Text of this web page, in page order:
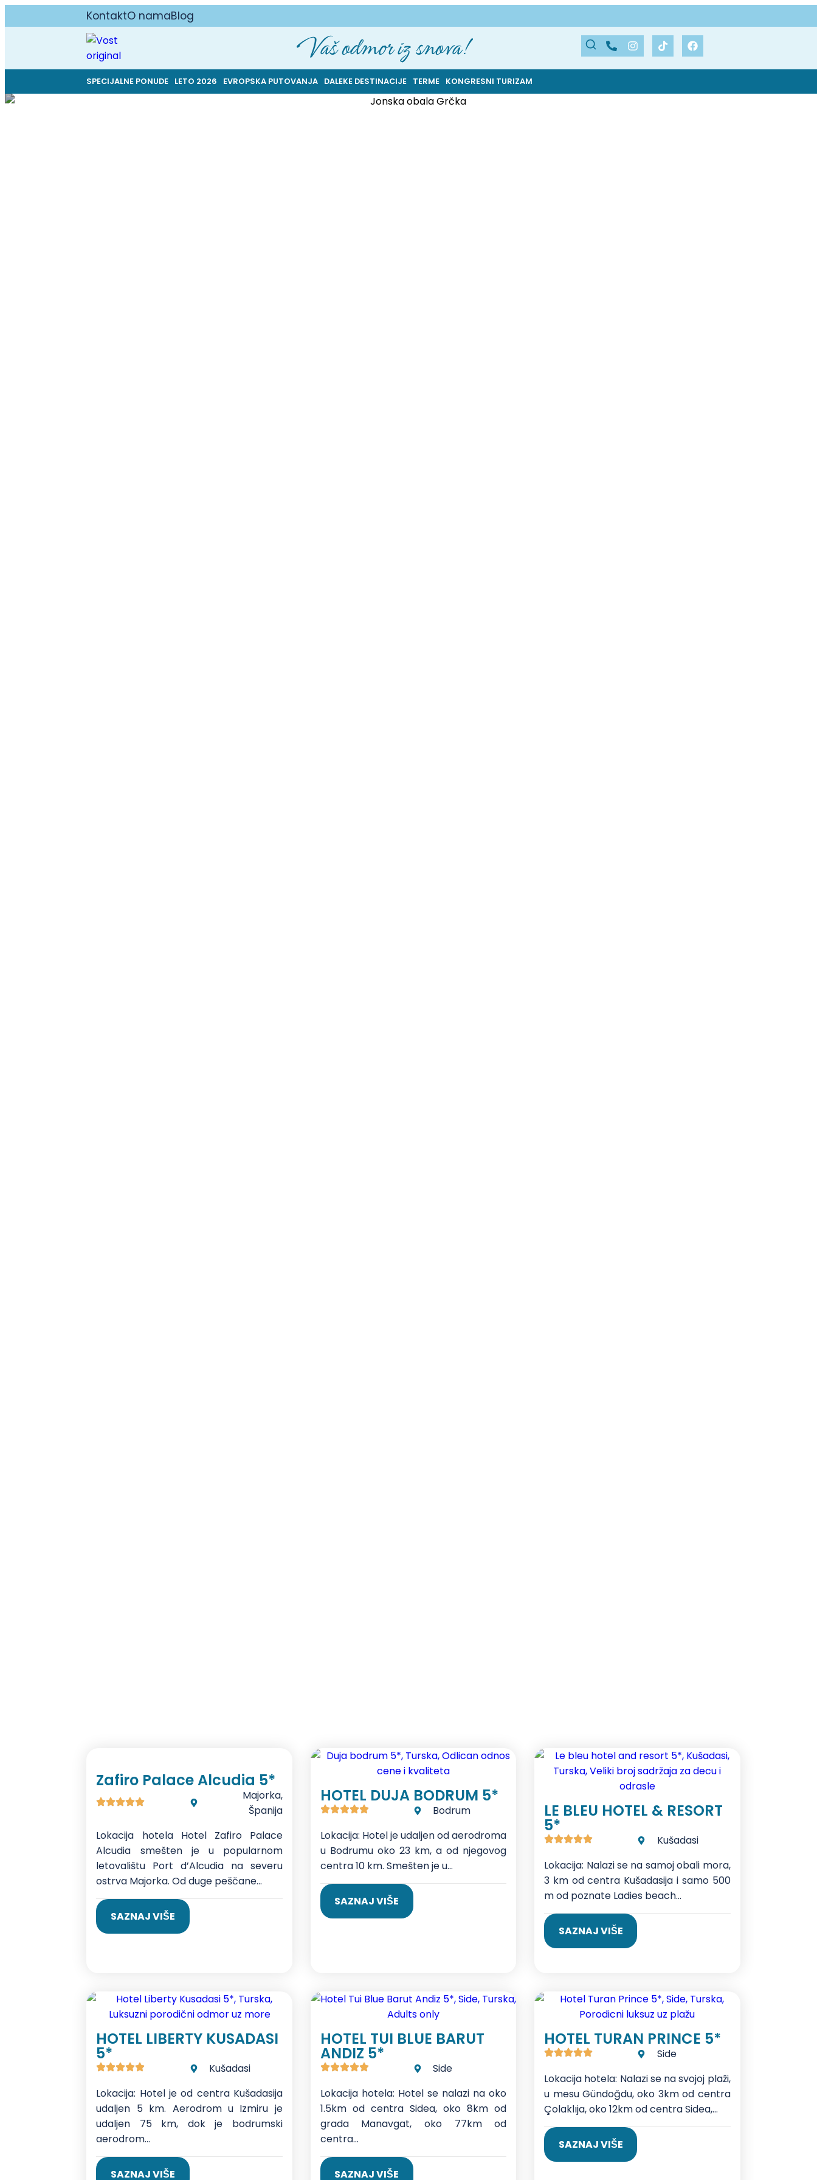
KontaktO namaBlog
Vaš odmor iz snova!
SPECIJALNE PONUDE LETO 2026 EVROPSKA PUTOVANJA DALEKE DESTINACIJE TERME KONGRESNI TURIZAM
Zafiro Palace Alcudia 5*
Majorka,
Španija
Lokacija hotela Hotel Zafiro Palace
Alcudia smešten je u popularnom
letovalištu Port d’Alcudia na severu
ostrva Majorka. Od duge peščane...
SAZNAJ VIŠE
HOTEL DUJA BODRUM 5*
Bodrum
Lokacija: Hotel je udaljen od aerodroma
u Bodrumu oko 23 km, a od njegovog
centra 10 km. Smešten je u...
SAZNAJ VIŠE
LE BLEU HOTEL & RESORT
5*
Kušadasi
Lokacija: Nalazi se na samoj obali mora,
3 km od centra Kušadasija i samo 500
m od poznate Ladies beach...
SAZNAJ VIŠE
HOTEL LIBERTY KUSADASI
5*
Kušadasi
Lokacija: Hotel je od centra Kušadasija
udaljen 5 km. Aerodrom u Izmiru je
udaljen 75 km, dok je bodrumski
aerodrom...
SAZNAJ VIŠE
HOTEL TUI BLUE BARUT
ANDIZ 5*
Side
Lokacija hotela: Hotel se nalazi na oko
1.5km od centra Sidea, oko 8km od
grada Manavgat, oko 77km od
centra...
SAZNAJ VIŠE
HOTEL TURAN PRINCE 5*
Side
Lokacija hotela: Nalazi se na svojoj plaži,
u mesu Gündoğdu, oko 3km od centra
Çolaklıja, oko 12km od centra Sidea,...
SAZNAJ VIŠE